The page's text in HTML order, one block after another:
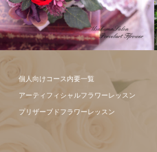
ンジメント
個人向けコース内要一覧
アーティフィシャルフラワーレッスン
プリザーブドフラワーレッスン